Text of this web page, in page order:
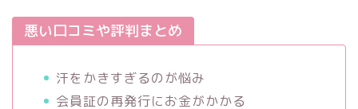
悪い口コミや評判まとめ
汗をかきすぎるのが悩み
会員証の再発行にお金がかかる